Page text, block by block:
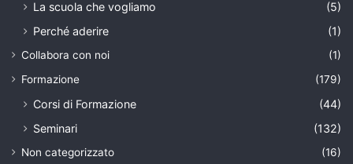
La scuola che vogliamo
(5)
Perché aderire
(1)
Collabora con noi
(1)
Formazione
(179)
Corsi di Formazione
(44)
Seminari
(132)
Non categorizzato (16)